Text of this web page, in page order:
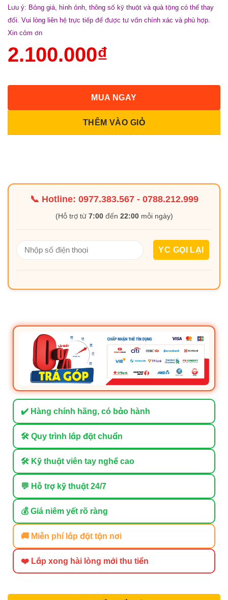
Lưu ý: Bảng giá, hình ảnh, thông số kỹ thuật và quà tặng có thể thay
đổi. Vui lòng liên hệ trực tiếp để được tư vấn chính xác và phù hợp.
Xin cảm ơn
2.100.000₫
THÊM VÀO GIỎ
MUA NGAY
📞 Hotline: 0977.383.567- 0788.212.999
(Hỗ trợ từ 7:00đến 22:00mỗi ngày)
✔️ Hàng chính hãng, có bảo hành
🛠 Quy trình lắp đặt chuẩn
🛠 Kỹ thuật viên tay nghề cao
💬 Hỗ trợ kỹ thuật 24/7
💰 Giá niêm yết rõ ràng
🚚 Miễn phí lắp đặt tận nơi
❤️ Lắp xong hài lòng mới thu tiền